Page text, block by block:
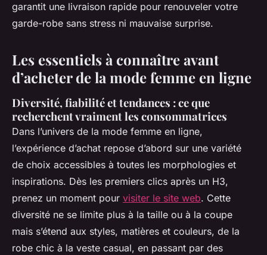
garantit une livraison rapide pour renouveler votre
garde-robe sans stress ni mauvaise surprise.
Les essentiels à connaître avant
d’acheter de la mode femme en ligne
Diversité, fiabilité et tendances : ce que
recherchent vraiment les consommatrices
Dans l’univers de la mode femme en ligne,
l’expérience d’achat repose d’abord sur une variété
de choix accessibles à toutes les morphologies et
inspirations. Dès les premiers clics après un H3,
prenez un moment pour visiter le site web. Cette
diversité ne se limite plus à la taille ou à la coupe
mais s’étend aux styles, matières et couleurs, de la
robe chic à la veste casual, en passant par des